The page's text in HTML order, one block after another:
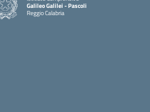
Galileo Galilei - Pascoli
Reggio Calabria